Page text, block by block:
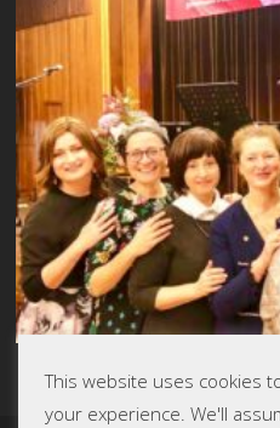
This website uses cookies
your experience. We'll